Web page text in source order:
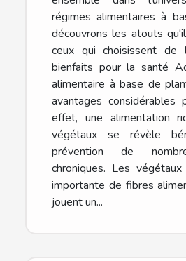
régimes alimentaires à
découvrons les atouts
ceux qui choisissent de
bienfaits pour la santé
alimentaire à base de
avantages considérables
effet, une alimentation
végétaux se révèle
prévention de
chroniques. Les
importante de fibres
jouent un...